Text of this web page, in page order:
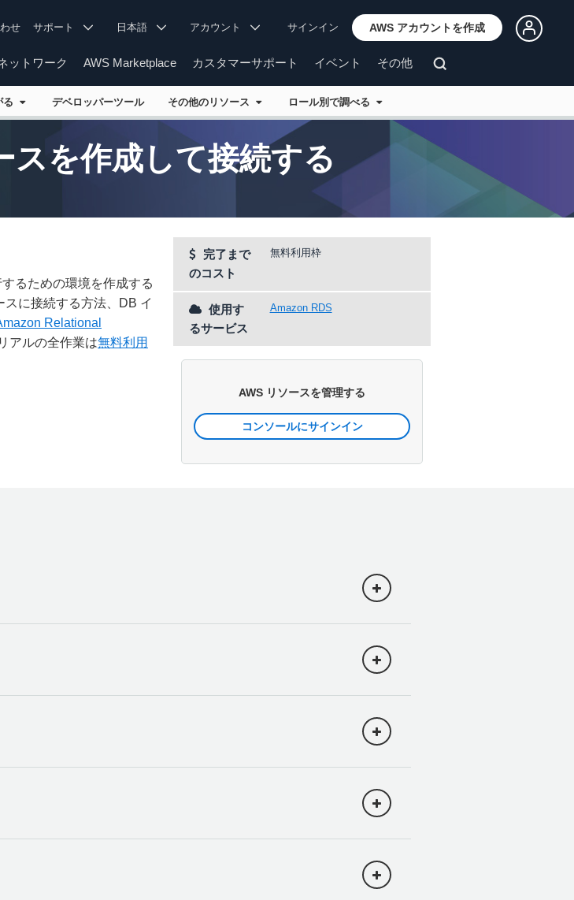
せ サポート 日本語 アカウント サインイン AWS アカウントを作成
ットワーク AWS Marketplace カスタマーサポート イベント その他
る デベロッパーツール その他のリソース ロール別で調べる
を作成して接続する
るための環境を作成する
スに接続する方法、DB イ
Relational
アルの全作業は無料利用
完了まで
のコスト
無料利用枠
使用す
るサービス
Amazon RDS
AWS リソースを管理する
コンソールにサインイン
しいブラウザウィンドウで開くため、このステップバイス
DB インスタンスクラス、20 GB のストレージ、保持期間 1
を作成する
ジョンを選択できます。
になると、標準的な SQL クライアントを使用して DB イ
のと同じネットワーク、同じデバイスから実行してくださ